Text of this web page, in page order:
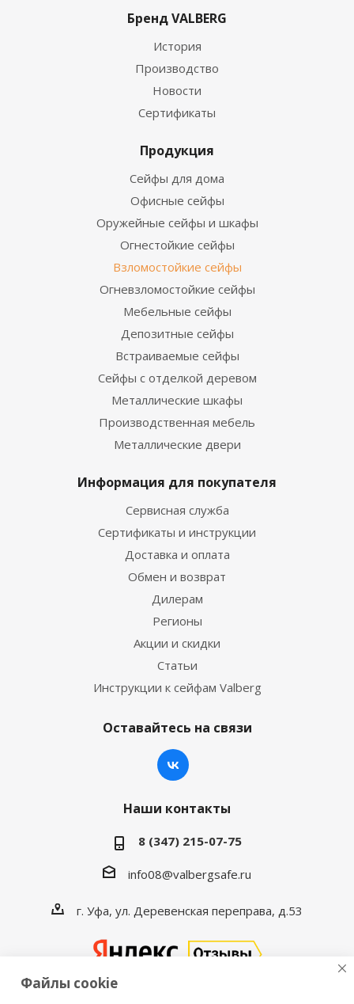
Бренд VALBERG
История
Производство
Новости
Сертификаты
Продукция
Сейфы для дома
Офисные сейфы
Оружейные сейфы и шкафы
Огнестойкие сейфы
Взломостойкие сейфы
Огневзломостойкие сейфы
Мебельные сейфы
Депозитные сейфы
Встраиваемые сейфы
Сейфы с отделкой деревом
Металлические шкафы
Производственная мебель
Металлические двери
Информация для покупателя
Сервисная служба
Сертификаты и инструкции
Доставка и оплата
Обмен и возврат
Дилерам
Регионы
Акции и скидки
Статьи
Инструкции к сейфам Valberg
Оставайтесь на связи
Наши контакты
8 (347) 215-07-75
info08@valbergsafe.ru
г. Уфа, ул. Деревенская переправа, д.53
Файлы cookie